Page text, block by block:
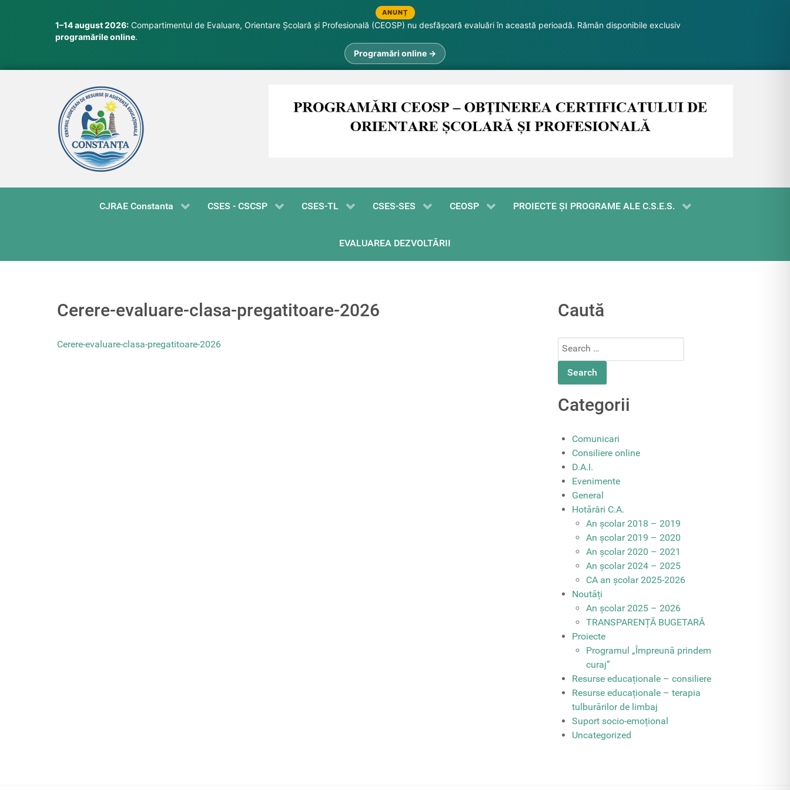
ANUNȚ
1–14 august 2026: Compartimentul de Evaluare, Orientare Școlară și Profesională (CEOSP) nu desfășoară evaluări în această perioadă. Rămân disponibile exclusiv
programările online.
Programări online →
CJRAE Constanta CSES - CSCSP CSES-TL CSES-SES CEOSP PROIECTE ŞI PROGRAME ALE C.S.E.S.
EVALUAREA DEZVOLTĂRII
Cerere-evaluare-clasa-pregatitoare-2026
Cerere-evaluare-clasa-pregatitoare-2026
Caută
Search
Categorii
Comunicari
Consiliere online
D.A.I.
Evenimente
General
Hotărâri C.A.
An școlar 2018 – 2019
An școlar 2019 – 2020
An școlar 2020 – 2021
An școlar 2024 – 2025
CA an școlar 2025-2026
Noutăți
An școlar 2025 – 2026
TRANSPARENȚĂ BUGETARĂ
Proiecte
Programul „Împreună prindem
curaj”
Resurse educaționale – consiliere
Resurse educaționale – terapia
tulburărilor de limbaj
Suport socio-emoțional
Uncategorized